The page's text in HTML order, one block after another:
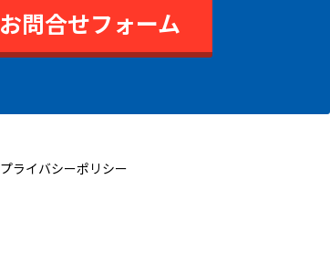
お問合せフォーム
プライバシーポリシー